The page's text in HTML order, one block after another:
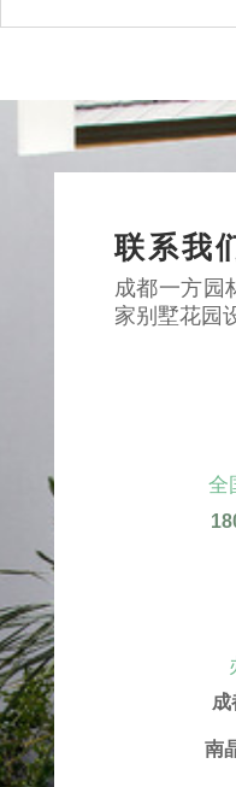
联系我
成都一方园
家别墅花园
全
成
南